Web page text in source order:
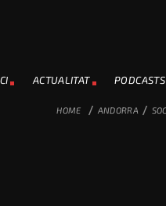
ACTUALITAT PODCASTS
HOME / ANDORRA /